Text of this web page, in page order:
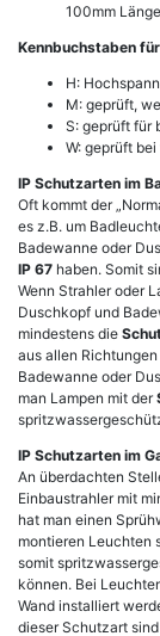
100mm Länge
Kennbuchstaben
H:
M: geprüft,
S: geprüft für
W: geprüft
IP Schutzarten im
Oft kommt der
es z.B. um
Badewanne oder
IP 67 haben. Somit
Wenn Strahler oder
Duschkopf und
mindestens die
aus allen
Badewanne oder
man Lampen mit der
IP Schutzarten im
An überdachten
Einbaustrahler mit
hat man einen
montieren Leuchten
somit
können. Bei
Wand installiert
dieser Schutzart